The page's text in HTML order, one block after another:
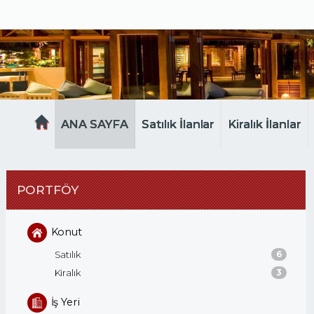
ANA SAYFA Satılık İlanlar Kiralık İlanlar
PORTFÖY
Konut
Satılık 6
Kiralık 3
İş Yeri